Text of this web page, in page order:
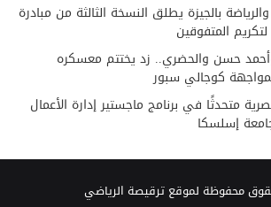
بالجيزة يطلق النسخة الثالثة من مبادرة
المتفوقين
حسن والحضري.. زد يختتم معسكره
كوجالي سبور
متحدثًا في برنامج ماجستير إدارة الأعمال
إسلسكا
محفوظة لموقع ترقيصة الرياضي